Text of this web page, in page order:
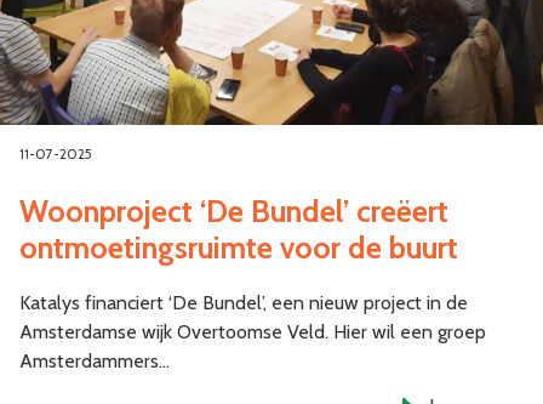
11-07-2025
Woonproject ‘De Bundel’ creëert
ontmoetingsruimte voor de buurt
Katalys financiert ‘De Bundel’, een nieuw project in de
Amsterdamse wijk Overtoomse Veld. Hier wil een groep
Amsterdammers…